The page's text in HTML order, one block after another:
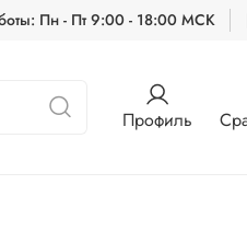
Пн - Пт 9:00 - 18:00 МСК
Профиль